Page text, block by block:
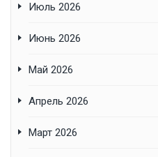
Июль 2026
Июнь 2026
Май 2026
Апрель 2026
Март 2026